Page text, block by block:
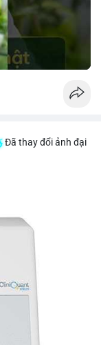
khi kết nối các
Đã thay đổi ảnh đại